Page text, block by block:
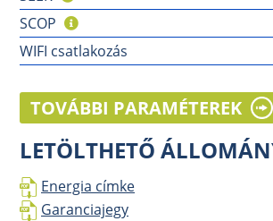
SCOP
WIFI csatlakozás
TOVÁBBI PARAMÉTEREK
LETÖLTHETŐ
Energia címke
Garanciajegy